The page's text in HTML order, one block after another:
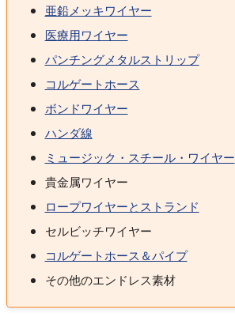
亜鉛メッキワイヤー
医療用ワイヤー
パンチングメタルストリップ
コルゲートホース
ボンドワイヤー
ハンダ線
ミュージック・スチール・ワイヤー
貴金属ワイヤー
ロープワイヤーとストランド
セルビッチワイヤー
コルゲートホース＆パイプ
その他のエンドレス素材